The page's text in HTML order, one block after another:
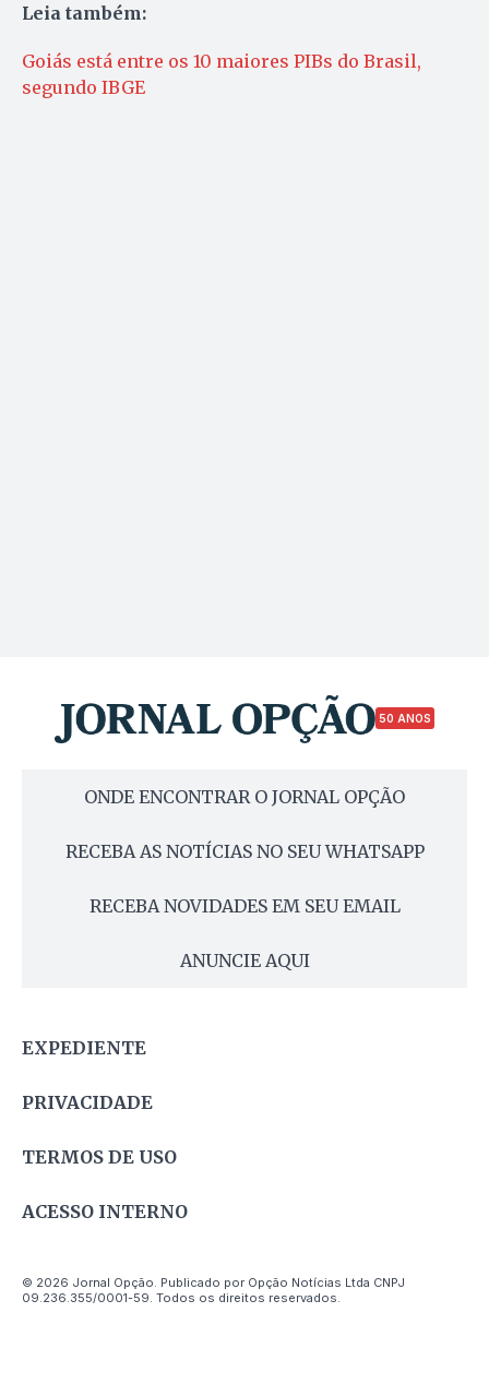
Leia também:
Goiás está entre os 10 maiores PIBs do Brasil,
segundo IBGE
50 ANOS
ONDE ENCONTRAR O JORNAL OPÇÃO
RECEBA AS NOTÍCIAS NO SEU WHATSAPP
RECEBA NOVIDADES EM SEU EMAIL
ANUNCIE AQUI
EXPEDIENTE
PRIVACIDADE
TERMOS DE USO
ACESSO INTERNO
© 2026 Jornal Opção. Publicado por Opção Notícias Ltda CNPJ
09.236.355/0001-59. Todos os direitos reservados.